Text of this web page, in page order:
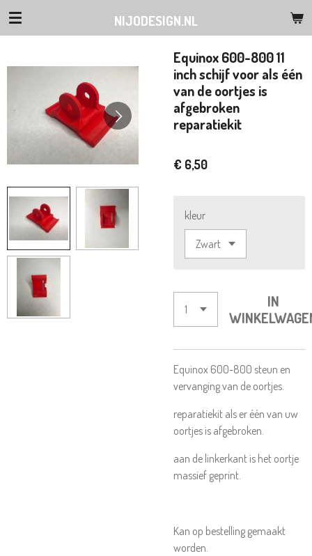
Ga
de
NIJODESIGN.NL
Equinox 600-800 11
inch schijf voor als één
van de oortjes is
afgebroken
reparatiekit
€ 6,50
kleur
IN
Equinox 600-800 steun en
vervanging van de oortjes.
reparatiekit als er één van uw
oortjes is afgebroken.
aan de linkerkant is het oortje
massief geprint.
Kan op bestelling gemaakt
worden.